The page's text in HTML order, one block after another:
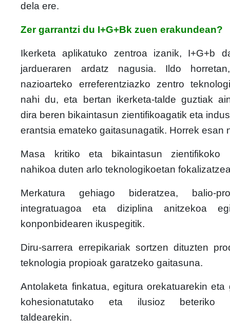
dela ere.
Zer garrantzi du I+G+Bk zuen erakundean?
Ikerketa aplikatuko zentroa izanik, I+G+b
jardueraren ardatz nagusia. Ildo
nazioarteko erreferentziazko zentro
nahi du, eta bertan ikerketa-talde guztiak
dira beren bikaintasun zientifikoagatik eta
erantsia emateko gaitasunagatik. Horrek esan
Masa kritiko eta bikaintasun zientifikoko
nahikoa duten arlo teknologikoetan
Merkatura gehiago bideratzea, balio-
integratuagoa eta diziplina anitzekoa
konponbidearen ikuspegitik.
Diru-sarrera errepikariak sortzen dituzten
teknologia propioak garatzeko gaitasuna.
Antolaketa finkatua, egitura orekatuarekin eta
kohesionatutako eta ilusioz beteriko
taldearekin.